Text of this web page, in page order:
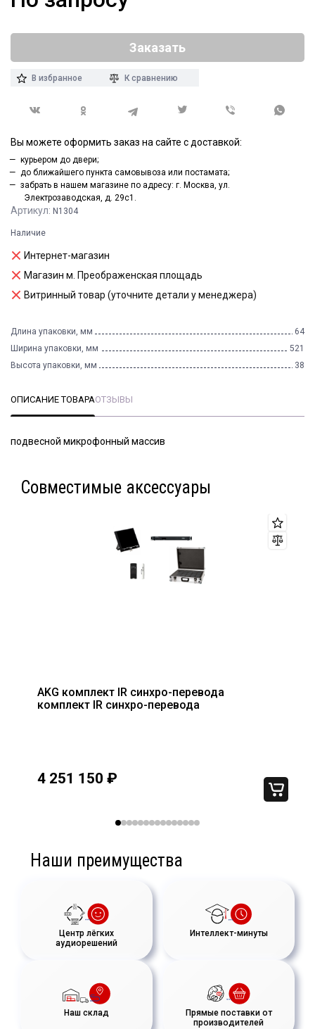
Артикул: N1304
Наличие
Интернет-магазин
Магазин м. Преображенская площадь
Витринный товар (уточните детали у менеджера)
Длина упаковки, мм
64
Ширина упаковки, мм
521
Высота упаковки, мм
38
Заказать
В избранное К сравнению
Вы можете оформить заказ на сайте с доставкой:
курьером до двери;
до ближайшего пункта самовывоза или постамата;
забрать в нашем магазине по адресу: г. Москва, ул.
Электрозаводская, д. 29с1.
ОПИСАНИЕ ТОВАРАОТЗЫВЫ
подвесной микрофонный массив
Совместимые аксессуары
AKG комплект IR синхро-перевода
комплект IR синхро-перевода
4 251 150 ₽
Наши преимущества
Центр лёгких
аудиорешений
Интеллект-минуты
Наш склад
Прямые поставки от
производителей